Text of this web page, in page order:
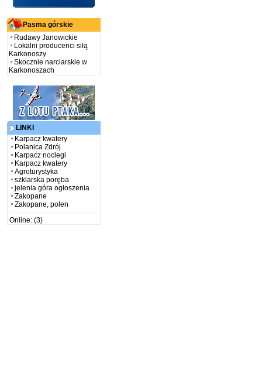
Pasma górskie
Rudawy Janowickie
Lokalni producenci siłą
Karkonoszy
Skocznie narciarskie w
Karkonoszach
LINKI
Karpacz kwatery
Polanica Zdrój
Karpacz noclegi
Karpacz kwatery
Agroturystyka
szklarska poręba
jelenia góra ogłoszenia
Zakopane
Zakopane, polen
Online: (3)